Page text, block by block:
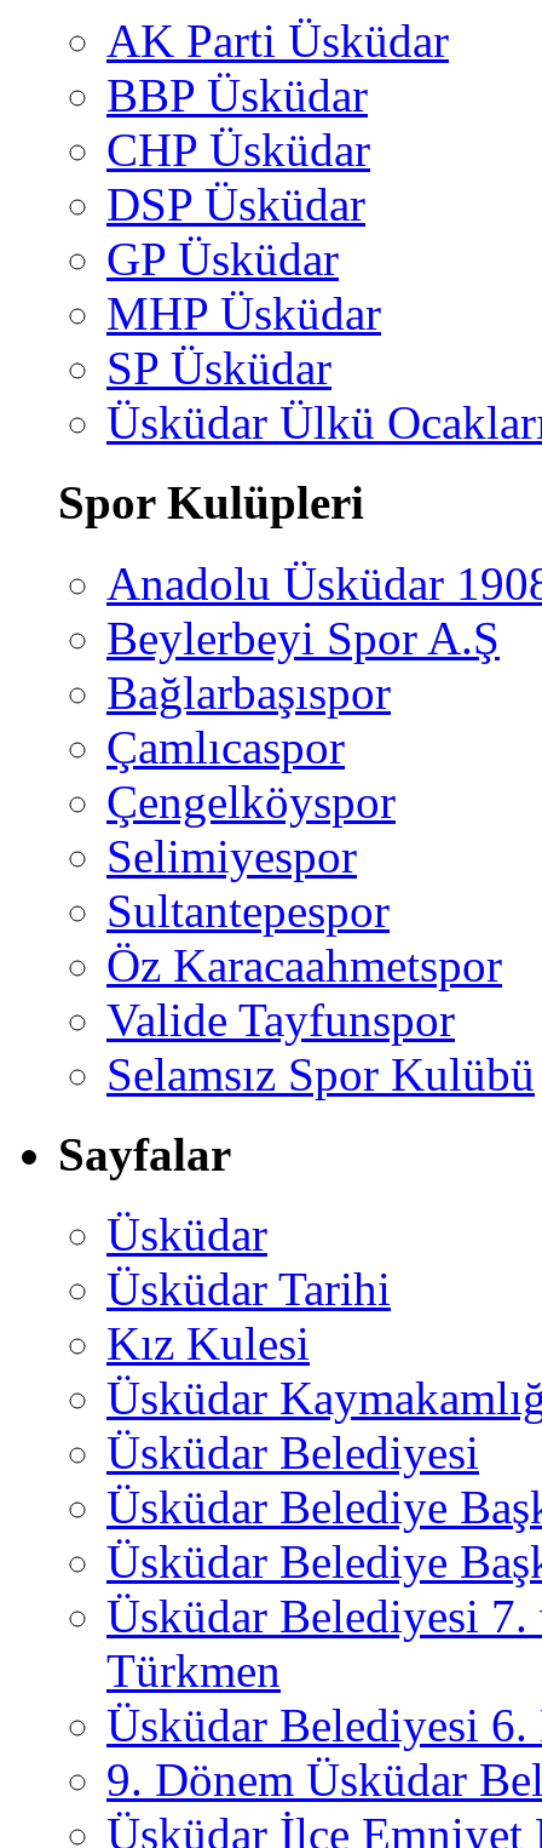
AK Parti Üsküdar
BBP Üsküdar
CHP Üsküdar
DSP Üsküdar
GP Üsküdar
MHP Üsküdar
SP Üsküdar
Üsküdar Ülkü
Spor Kulüpleri
Anadolu Üsküdar
Beylerbeyi Spor A.Ş
Bağlarbaşıspor
Çamlıcaspor
Çengelköyspor
Selimiyespor
Sultantepespor
Öz Karacaahmetspor
Valide Tayfunspor
Selamsız Spor Kulübü
Sayfalar
Üsküdar
Üsküdar Tarihi
Kız Kulesi
Üsküdar
Üsküdar Belediyesi
Üsküdar Belediye
Üsküdar Belediye
Üsküdar Belediyesi
Türkmen
Üsküdar Belediyesi 6.
9. Dönem Üsküdar
Üsküdar İlçe